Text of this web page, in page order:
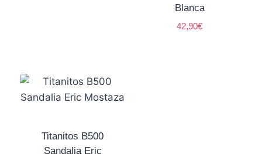
Blanca
42,90€
Titanitos B500
Sandalia Eric